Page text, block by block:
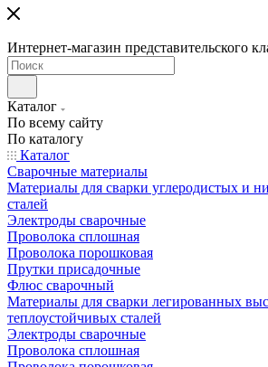
Интернет-магазин представительского
Каталог
По всему сайту
По каталогу
Каталог
Сварочные материалы
Материалы для сварки углеродистых и
сталей
Электроды сварочные
Проволока сплошная
Проволока порошковая
Прутки присадочные
Флюс сварочный
Материалы для сварки легированных
теплоустойчивых сталей
Электроды сварочные
Проволока сплошная